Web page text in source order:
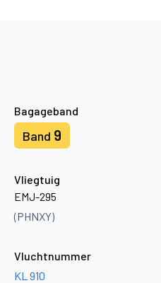
Bagageband
Band 9
Vliegtuig
EMJ-295
(PHNXY)
Vluchtnummer
KL 910